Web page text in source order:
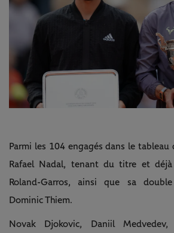
Parmi les 104 engagés dans le tableau
Rafael Nadal, tenant du titre et
Roland-Garros, ainsi que sa
Dominic Thiem.
Novak Djokovic, Daniil Medvedev,